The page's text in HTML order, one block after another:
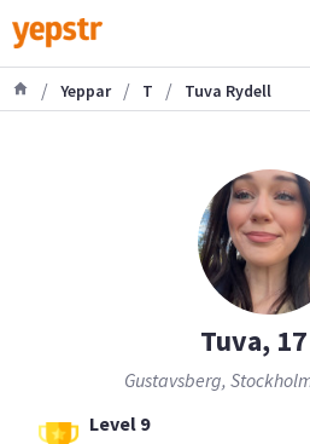
/ Yeppar / T / Tuva Rydell
Tuva,
Gustavsberg,
Level 9